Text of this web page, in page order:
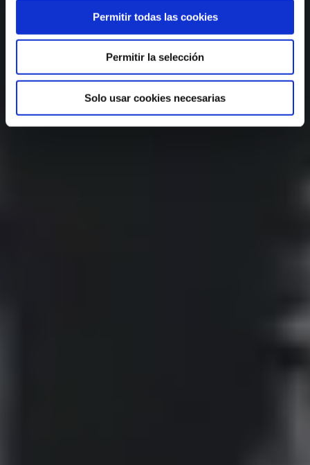
Permitir todas las cookies
Permitir la selección
Solo usar cookies necesarias